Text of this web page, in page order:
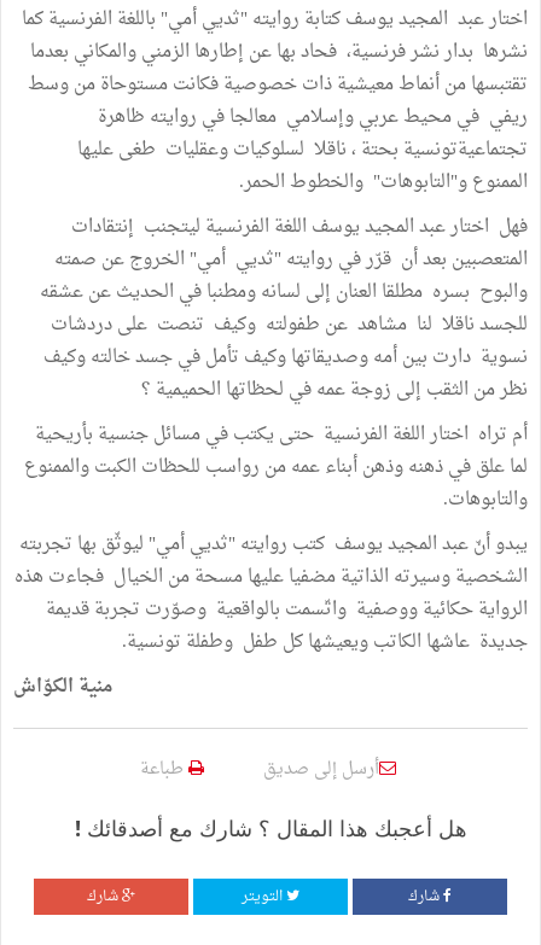
اختار عبد المجيد يوسف كتابة روايته "ثديي أمي" باللغة الفرنسية كما
نشرها بدار نشر فرنسية، فحاد بها عن إطارها الزمني والمكاني بعدما
تقتبسها من أنماط معيشية ذات خصوصية فكانت مستوحاة من وسط
ريفي في محيط عربي وإسلامي معالجا في روايته ظاهرة
تجتماعيةتونسية بحتة ، ناقلا لسلوكيات وعقليات طغى عليها
الممنوع و"التابوهات" والخطوط الحمر.
فهل اختار عبد المجيد يوسف اللغة الفرنسية ليتجنب إنتقادات
المتعصبين بعد أن قرّر في روايته "ثديي أمي" الخروج عن صمته
والبوح بسره مطلقا العنان إلى لسانه ومطنبا في الحديث عن عشقه
للجسد ناقلا لنا مشاهد عن طفولته وكيف تنصت على دردشات
نسوية دارت بين أمه وصديقاتها وكيف تأمل في جسد خالته وكيف
نظر من الثقب إلى زوجة عمه في لحظاتها الحميمية ؟
أم تراه اختار اللغة الفرنسية حتى يكتب في مسائل جنسية بأريحية
لما علق في ذهنه وذهن أبناء عمه من رواسب للحظات الكبت والممنوع
والتابوهات.
يبدو أنّ عبد المجيد يوسف كتب روايته "ثديي أمي" ليوثّق بها تجربته
الشخصية وسيرته الذاتية مضفيا عليها مسحة من الخيال فجاءت هذه
الرواية حكائية ووصفية واتّسمت بالواقعية وصوّرت تجربة قديمة
جديدة عاشها الكاتب ويعيشها كل طفل وطفلة تونسية.
منية الكوّاش
أرسل إلى صديق طباعة
هل أعجبك هذا المقال ؟ شارك مع أصدقائك !
شارك التويتر شارك